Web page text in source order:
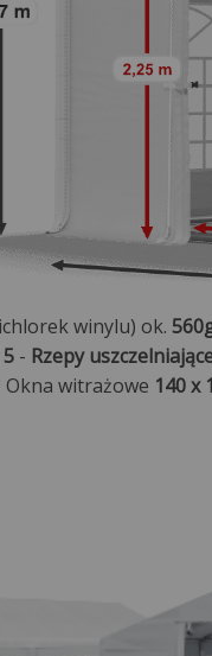
winylu) ok.
5 - Rzepy
Okna witrażowe 140 x